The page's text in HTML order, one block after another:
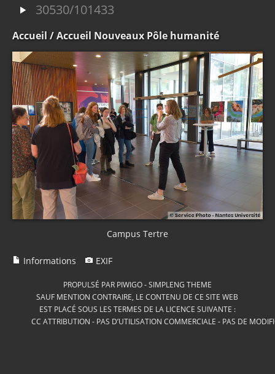
30530/101433
Accueil / Accueil Nouveaux Pôle humanité
Campus Tertre
Informations EXIF
PROPULSÉ PAR PIWIGO-SIMPLENG THEME
SAUF MENTION CONTRAIRE, LE CONTENU DE CE SITE WEB
EST PLACÉ SOUS LES TERMES DE LA LICENCE SUIVANTE :
CC ATTRIBUTION - PAS D’UTILISATION COMMERCIALE - PAS DE